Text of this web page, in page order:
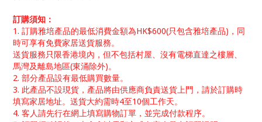
訂購須知：
1. 訂購雅培產品的最低消費金額為HK$600(只包含雅培產品)，同
時可享有免費家居送貨服務。
送貨服務只限香港境內，但不包括村屋、沒有電梯直達之樓層、
馬灣及離島地區(東涌除外)。
2. 部分產品設有最低購買數量。
3. 此產品不設現貨，產品將由供應商負責送貨上門，請於訂購時
填寫家居地址。 送貨大約需時4至10個工作天。
4. 客人請先行在網上填寫購物訂單，並完成付款程序。